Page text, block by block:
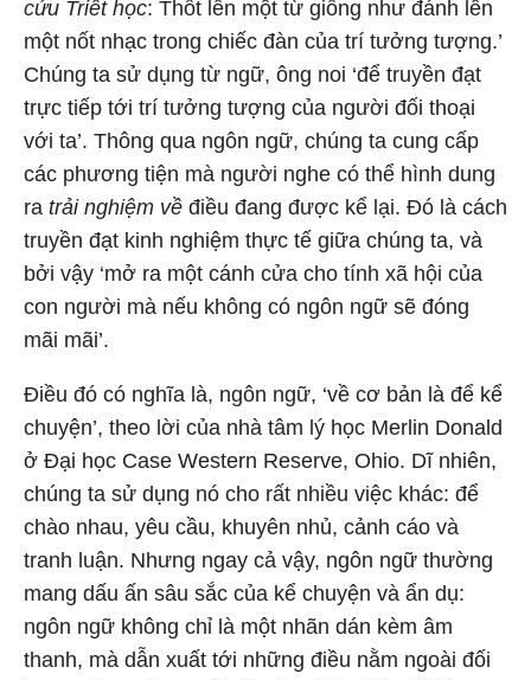
cứu Triết học: Thốt lên một từ giống như đánh lên
một nốt nhạc trong chiếc đàn của trí tưởng tượng.’
Chúng ta sử dụng từ ngữ, ông noi ‘để truyền đạt
trực tiếp tới trí tưởng tượng của người đối thoại
với ta’. Thông qua ngôn ngữ, chúng ta cung cấp
các phương tiện mà người nghe có thể hình dung
ra trải nghiệm về điều đang được kể lại. Đó là cách
truyền đạt kinh nghiệm thực tế giữa chúng ta, và
bởi vậy ‘mở ra một cánh cửa cho tính xã hội của
con người mà nếu không có ngôn ngữ sẽ đóng
mãi mãi’.
Điều đó có nghĩa là, ngôn ngữ, ‘về cơ bản là để kể
chuyện’, theo lời của nhà tâm lý học Merlin Donald
ở Đại học Case Western Reserve, Ohio. Dĩ nhiên,
chúng ta sử dụng nó cho rất nhiều việc khác: để
chào nhau, yêu cầu, khuyên nhủ, cảnh cáo và
tranh luận. Nhưng ngay cả vậy, ngôn ngữ thường
mang dấu ấn sâu sắc của kể chuyện và ẩn dụ:
ngôn ngữ không chỉ là một nhãn dán kèm âm
thanh, mà dẫn xuất tới những điều nằm ngoài đối